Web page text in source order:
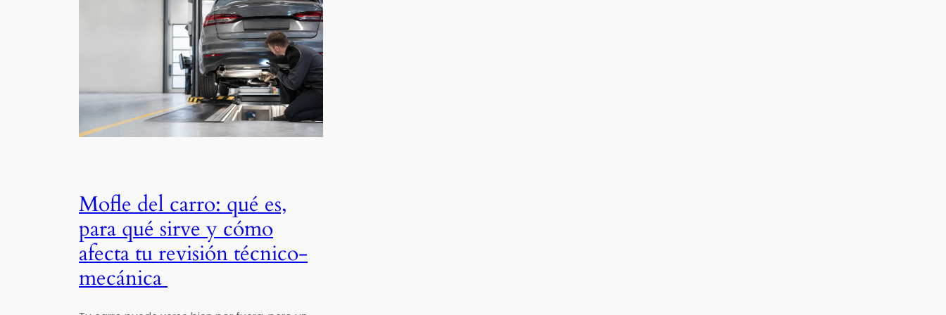
Mofle del carro: qué es,
para qué sirve y cómo
afecta tu revisión técnico-
mecánica